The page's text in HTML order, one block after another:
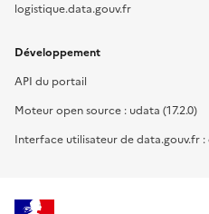
logistique.data.gouv.fr
Développement
API du portail
Moteur open source : udata (17.2.0)
Interface utilisateur de data.gouv.fr